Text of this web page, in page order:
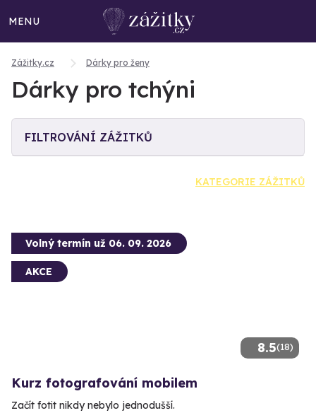
MENU
Zážitky.cz Dárky pro ženy
Dárky pro tchýni
FILTROVÁNÍ ZÁŽITKŮ
KATEGORIE ZÁŽITKŮ
8.5(18)
Volný termín už 06. 09. 2026
AKCE
Kurz fotografování mobilem
Začít fotit nikdy nebylo jednodušší.